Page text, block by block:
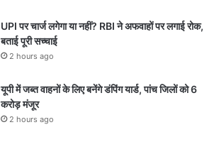
UPI पर चार्ज लगेगा या नहीं? RBI ने अफवाहों पर लगाई रोक,
बताई पूरी सच्चाई
2 hours ago
यूपी में जब्त वाहनों के लिए बनेंगे डंपिंग यार्ड, पांच जिलों को 6
करोड़ मंजूर
2 hours ago